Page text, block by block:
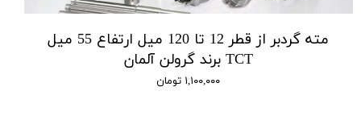
مته گردبر از قطر 12 تا 120 میل ارتفاع 55 میل
TCT برند گرولن آلمان
۱,۱۰۰,۰۰۰ تومان